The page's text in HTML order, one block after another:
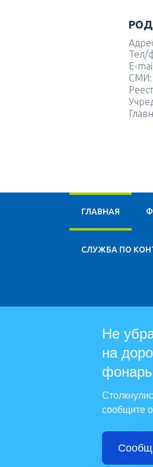
Тел/
E-
СМИ:
ГЛАВНАЯ
CЛУЖБА ПО
Не
на
сообщите